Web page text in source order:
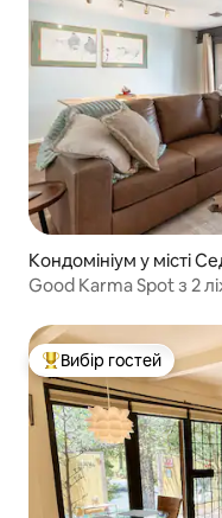
Кондомініум у місті
Good Karma Spot з 2
Топ вибір гостей
Вибір гостей